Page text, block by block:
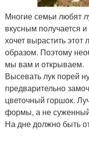
Многие семьи любят
вкусным получается
хочет вырастить
образом. Поэтому
мы вам и открываем.
Высевать лук порей
предварительно
цветочный горшок.
формы, а не
На дне должно быть